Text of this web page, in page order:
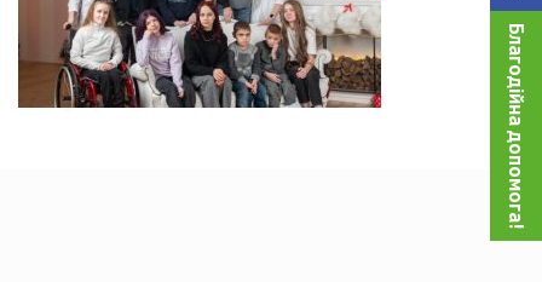
Благодійна допомога!